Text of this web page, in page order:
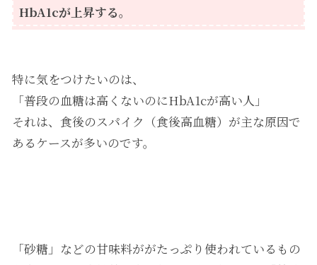
HbA1cが上昇する。
特に気をつけたいのは、
「普段の血糖は高くないのにHbA1cが高い人」
それは、食後のスパイク（食後高血糖）が主な原因で
あるケースが多いのです。
「砂糖」などの甘味料ががたっぷり使われているもの